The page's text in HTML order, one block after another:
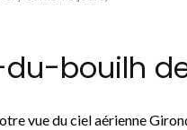
bouilh
vue du ciel aérienne